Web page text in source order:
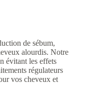
de sébum,
alourdis. Notre
évitant les effets
régulateurs
vos cheveux et